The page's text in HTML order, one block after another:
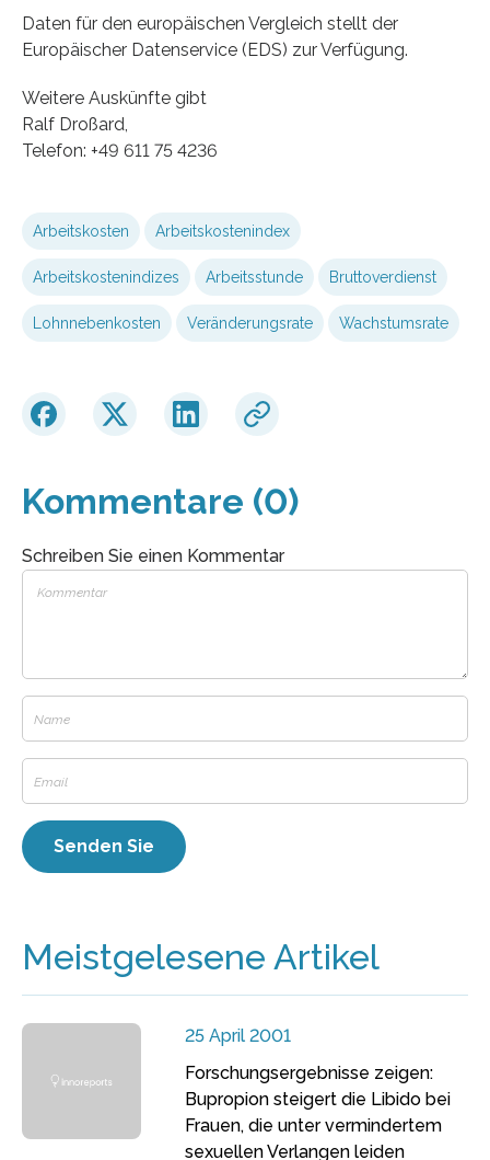
Daten für den europäischen Vergleich stellt der
Europäischer Datenservice (EDS) zur Verfügung.
Weitere Auskünfte gibt
Ralf Droßard,
Telefon: +49 611 75 4236
Arbeitskosten Arbeitskostenindex
Arbeitskostenindizes Arbeitsstunde Bruttoverdienst
Lohnnebenkosten Veränderungsrate Wachstumsrate
Kommentare (0)
Schreiben Sie einen Kommentar
Meistgelesene Artikel
25 April 2001
Forschungsergebnisse zeigen:
Bupropion steigert die Libido bei
Frauen, die unter vermindertem
sexuellen Verlangen leiden